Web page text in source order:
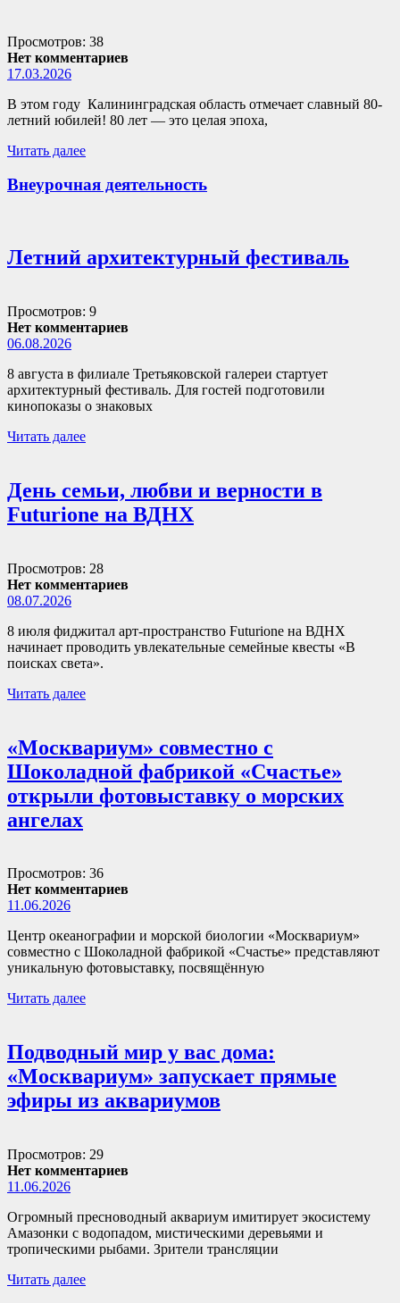
Просмотров: 38
Нет комментариев
17.03.2026
В этом году Калининградская область отмечает славный 80-
летний юбилей! 80 лет — это целая эпоха,
Читать далее
Внеурочная деятельность
Летний архитектурный фестиваль
Просмотров: 9
Нет комментариев
06.08.2026
8 августа в филиале Третьяковской галереи стартует
архитектурный фестиваль. Для гостей подготовили
кинопоказы о знаковых
Читать далее
День семьи, любви и верности в
Futurione на ВДНХ
Просмотров: 28
Нет комментариев
08.07.2026
8 июля фиджитал арт-пространство Futurione на ВДНХ
начинает проводить увлекательные семейные квесты «В
поисках света».
Читать далее
«Москвариум» совместно с
Шоколадной фабрикой «Счастье»
открыли фотовыставку о морских
ангелах
Просмотров: 36
Нет комментариев
11.06.2026
Центр океанографии и морской биологии «Москвариум»
совместно с Шоколадной фабрикой «Счастье» представляют
уникальную фотовыставку, посвящённую
Читать далее
Подводный мир у вас дома:
«Москвариум» запускает прямые
эфиры из аквариумов
Просмотров: 29
Нет комментариев
11.06.2026
Огромный пресноводный аквариум имитирует экосистему
Амазонки с водопадом, мистическими деревьями и
тропическими рыбами. Зрители трансляции
Читать далее